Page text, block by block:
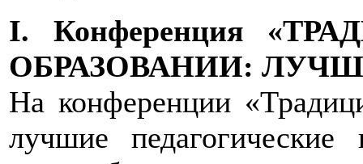
I. Конференция
ОБРАЗОВАНИИ:
На конференции
лучшие педагогические